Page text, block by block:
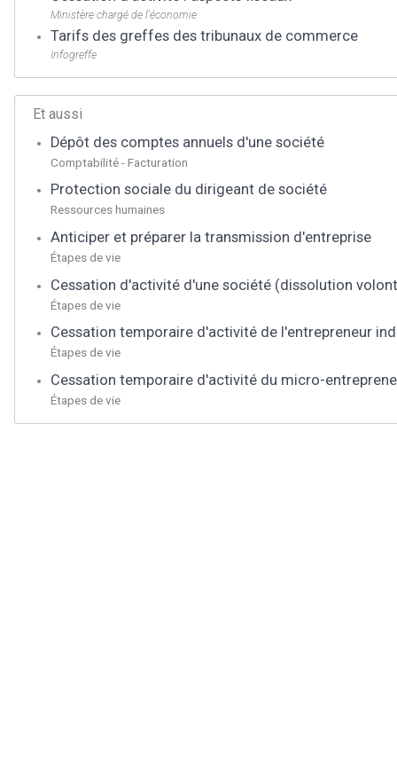
Ministère chargé de l'économie
Tarifs des greffes des tribunaux de commerce
Infogreffe
Et aussi
Dépôt des comptes annuels d'une société
Comptabilité - Facturation
Protection sociale du dirigeant de société
Ressources humaines
Anticiper et préparer la transmission d'entreprise
Étapes de vie
Cessation d'activité d'une société (dissolution
Étapes de vie
Cessation temporaire d'activité de l'entrepreneur
Étapes de vie
Cessation temporaire d'activité du micro-
Étapes de vie